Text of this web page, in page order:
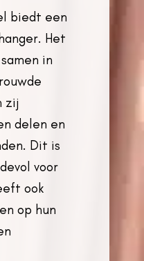
biedt een
Het
in
zij
delen en
Dit is
voor
ook
op hun